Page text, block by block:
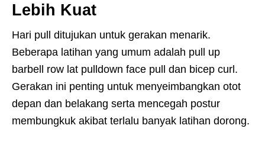
Lebih Kuat
Hari pull ditujukan untuk gerakan menarik.
Beberapa latihan yang umum adalah pull up
barbell row lat pulldown face pull dan bicep curl.
Gerakan ini penting untuk menyeimbangkan otot
depan dan belakang serta mencegah postur
membungkuk akibat terlalu banyak latihan dorong.